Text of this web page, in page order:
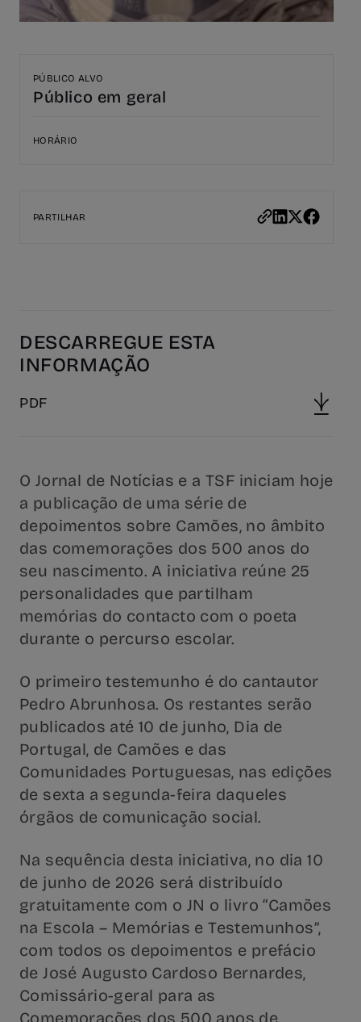
PÚBLICO ALVO
Público em geral
HORÁRIO
PARTILHAR
DESCARREGUE ESTA
INFORMAÇÃO
PDF
O Jornal de Notícias e a TSF iniciam hoje
a publicação de uma série de
depoimentos sobre Camões, no âmbito
das comemorações dos 500 anos do
seu nascimento. A iniciativa reúne 25
personalidades que partilham
memórias do contacto com o poeta
durante o percurso escolar.
O primeiro testemunho é do cantautor
Pedro Abrunhosa. Os restantes serão
publicados até 10 de junho, Dia de
Portugal, de Camões e das
Comunidades Portuguesas, nas edições
de sexta a segunda-feira daqueles
órgãos de comunicação social.
Na sequência desta iniciativa, no dia 10
de junho de 2026 será distribuído
gratuitamente com o JN o livro “Camões
na Escola – Memórias e Testemunhos”,
com todos os depoimentos e prefácio
de José Augusto Cardoso Bernardes,
Comissário-geral para as
Comemorações dos 500 anos de